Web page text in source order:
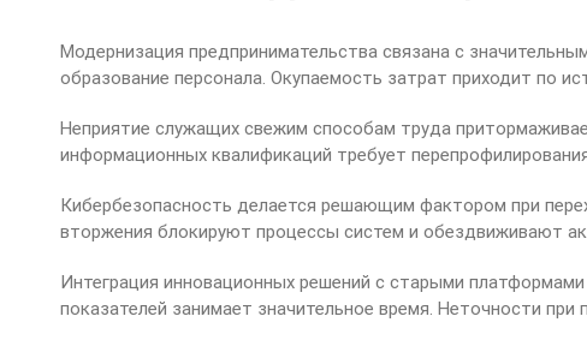
Модернизация предпринимательства связана с
образование персонала. Окупаемость затрат приходит по
Неприятие служащих свежим способам труда
информационных квалификаций требует
Кибербезопасность делается решающим фактором при
вторжения блокируют процессы систем и обездвиживают
Интеграция инновационных решений с старыми
показателей занимает значительное время. Неточности